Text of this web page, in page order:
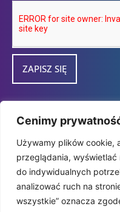
Cenimy
Używamy plików cookie,
przeglądania,
do indywidualnych
analizować ruch na
wszystkie” oznacza
ZAPISZ SIĘ
Przedsiębiorca
ramach programu
Polskiego Funduszu
MałychFirm"
PFR SA.